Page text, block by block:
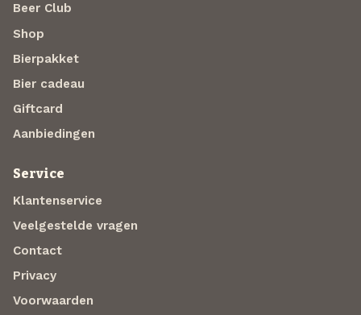
Beer Club
Shop
Bierpakket
Bier cadeau
Giftcard
Aanbiedingen
Service
Klantenservice
Veelgestelde vragen
Contact
Privacy
Voorwaarden